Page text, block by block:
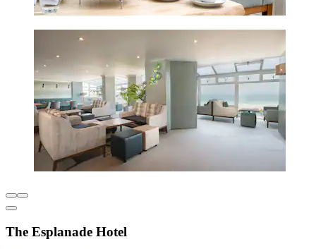
The Esplanade Hotel